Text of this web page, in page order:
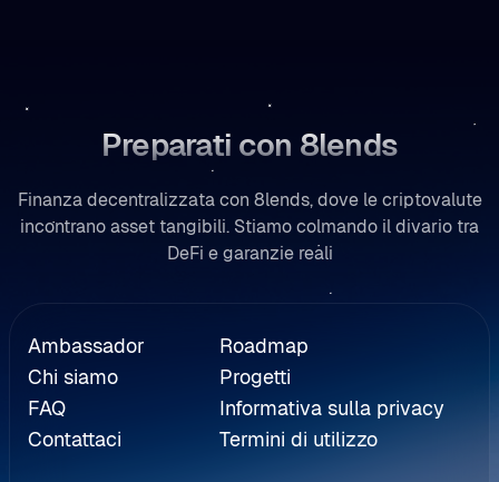
Preparati con 8lends
Finanza decentralizzata con 8lends, dove le criptovalute
incontrano asset tangibili. Stiamo colmando il divario tra
DeFi e garanzie reali
Ambassador
Chi siamo
FAQ
Contattaci
Roadmap
Progetti
Informativa sulla privacy
Termini di utilizzo